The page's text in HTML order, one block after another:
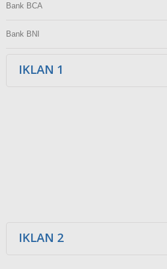
Bank BCA
Bank BNI
IKLAN 1
IKLAN 2